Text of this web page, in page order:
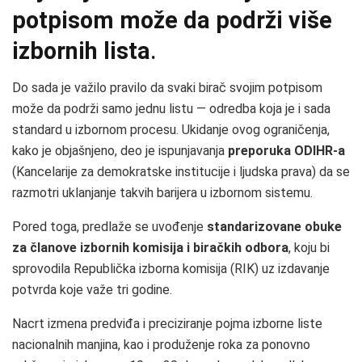
potpisom može da podrži više
izbornih lista.
Do sada je važilo pravilo da svaki birač svojim potpisom
može da podrži samo jednu listu — odredba koja je i sada
standard u izbornom procesu. Ukidanje ovog ograničenja,
kako je objašnjeno, deo je ispunjavanja preporuka ODIHR‑a
(Kancelarije za demokratske institucije i ljudska prava) da se
razmotri uklanjanje takvih barijera u izbornom sistemu.
Pored toga, predlaže se uvođenje standarizovane obuke
za članove izbornih komisija i biračkih odbora, koju bi
sprovodila Republička izborna komisija (RIK) uz izdavanje
potvrda koje važe tri godine.
Nacrt izmena predviđa i preciziranje pojma izborne liste
nacionalnih manjina, kao i produženje roka za ponovno